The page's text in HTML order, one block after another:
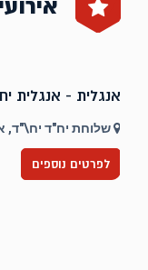
אנגלית - אנגלית יח
שלוחת יח"ד יח\"ד,
לפרטים נוספים